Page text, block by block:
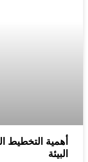
أهمية التخطيط
البيئة